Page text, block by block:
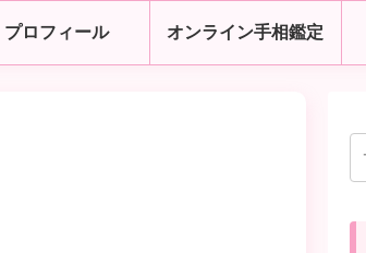
プロフィール オンライン手相鑑定